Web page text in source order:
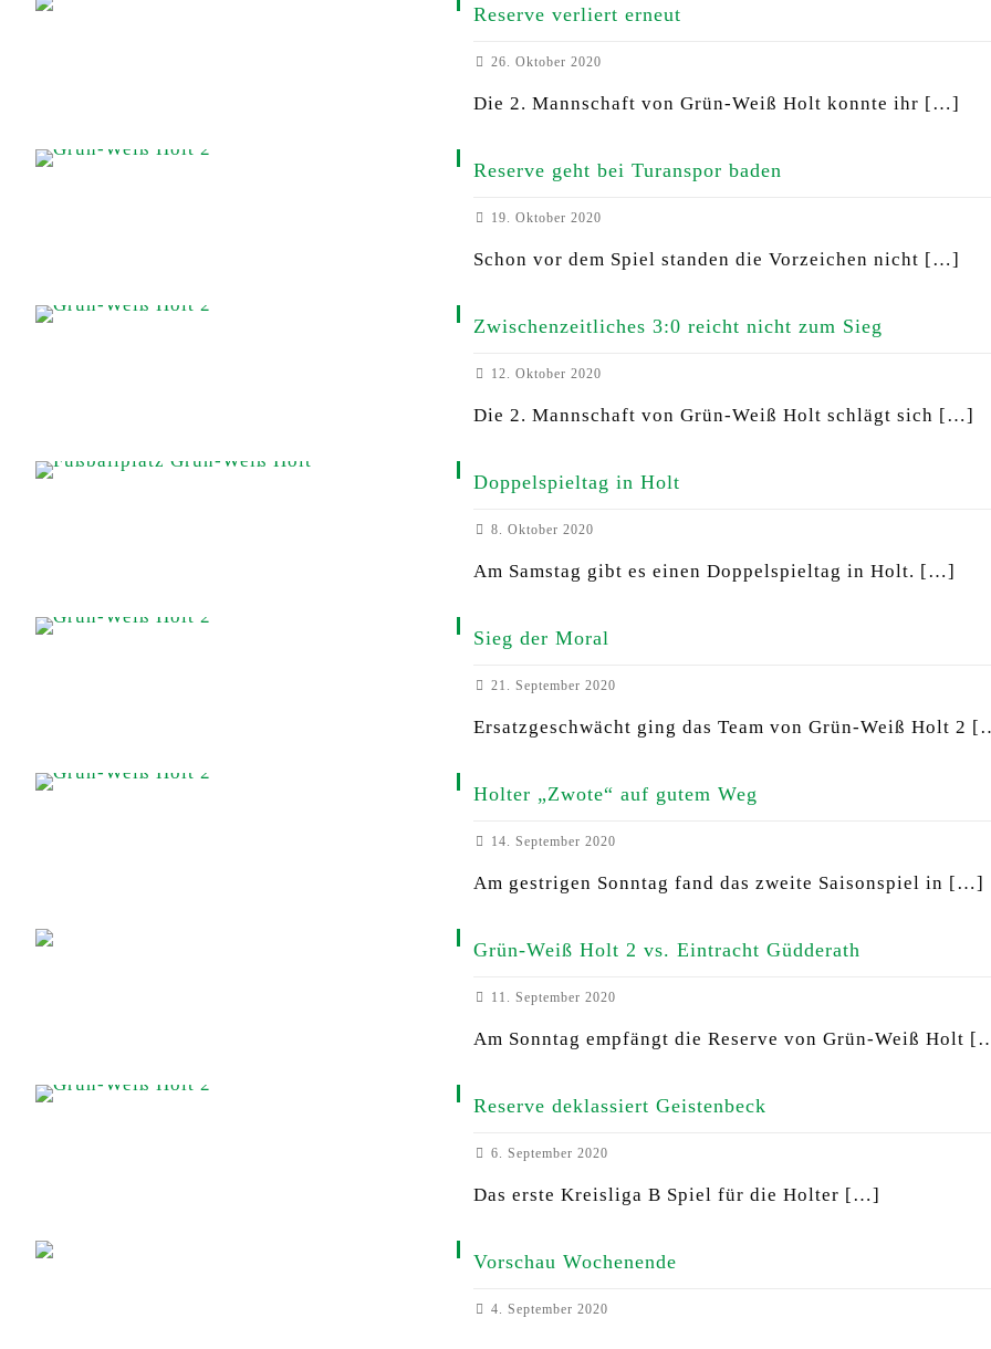
Reserve verliert erneut
26. Oktober 2020
Die 2. Mannschaft von Grün-Weiß Holt konnte ihr […]
Reserve geht bei Turanspor baden
19. Oktober 2020
Schon vor dem Spiel standen die Vorzeichen nicht […]
Zwischenzeitliches 3:0 reicht nicht zum Sieg
12. Oktober 2020
Die 2. Mannschaft von Grün-Weiß Holt schlägt sich […]
Doppelspieltag in Holt
8. Oktober 2020
Am Samstag gibt es einen Doppelspieltag in Holt. […]
Sieg der Moral
21. September 2020
Ersatzgeschwächt ging das Team von Grün-Weiß Holt 2
Holter „Zwote“ auf gutem Weg
14. September 2020
Am gestrigen Sonntag fand das zweite Saisonspiel in […]
Grün-Weiß Holt 2 vs. Eintracht Güdderath
11. September 2020
Am Sonntag empfängt die Reserve von Grün-Weiß Holt
Reserve deklassiert Geistenbeck
6. September 2020
Das erste Kreisliga B Spiel für die Holter […]
Vorschau Wochenende
4. September 2020